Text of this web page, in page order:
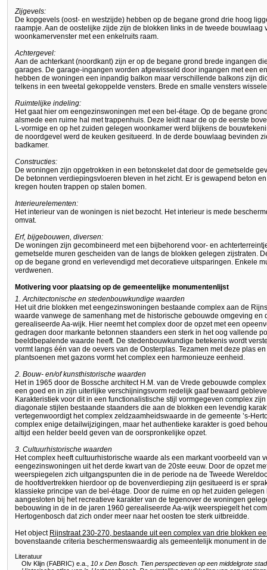
Zijgevels:
De kopgevels (oost- en westzijde) hebben op de begane grond drie hoog
raampje. Aan de oostelijke zijde zijn de blokken links in de tweede bouwlaag
woonkamervenster met een enkelruits raam.
Achtergevel:
Aan de achterkant (noordkant) zijn er op de begane grond brede ingangen
garages. De garage-ingangen worden afgewisseld door ingangen met een
hebben de woningen een inpandig balkon maar verschillende balkons zijn
telkens in een tweetal gekoppelde vensters. Brede en smalle vensters
Ruimtelijke indeling:
Het gaat hier om eengezinswoningen met een bel-étage. Op de begane
alsmede een ruime hal met trappenhuis. Deze leidt naar de op de eerste
L-vormige en op het zuiden gelegen woonkamer werd blijkens de
de noordgevel werd de keuken gesitueerd. In de derde bouwlaag bevinden
badkamer.
Constructies:
De woningen zijn opgetrokken in een betonskelet dat door de gemetselde
De betonnen verdiepingsvloeren bleven in het zicht. Er is gewapend beton
kregen houten trappen op stalen bomen.
Interieurelementen:
Het interieur van de woningen is niet bezocht. Het interieur is mede
omvat.
Erf, bijgebouwen, diversen:
De woningen zijn gecombineerd met een bijbehorend voor- en
gemetselde muren gescheiden van de langs de blokken gelegen zijstraten.
op de begane grond en verlevendigd met decoratieve uitsparingen. Enkele
verdwenen.
Motivering voor plaatsing op de gemeentelijke monumentenlijst
1. Architectonische en stedenbouwkundige waarden
Het uit drie blokken met eengezinswoningen bestaande complex aan de
waarde vanwege de samenhang met de historische gebouwde omgeving
gerealiseerde Aa-wijk. Hier neemt het complex door de opzet met een
gedragen door markante betonnen staanders een sterk in het oog vallende
beeldbepalende waarde heeft. De stedenbouwkundige betekenis wordt
vormt langs één van de oevers van de Oosterplas. Tezamen met deze plas
plantsoenen met gazons vormt het complex een harmonieuze eenheid.
2. Bouw- en/of kunsthistorische waarden
Het in 1965 door de Bossche architect H.M. van de Vrede gebouwde
een goed en in zijn uiterlijke verschijningsvorm redelijk gaaf bewaard
Karakteristiek voor dit in een functionalistische stijl vormgegeven complex
diagonale stijlen bestaande staanders die aan de blokken een levendig
vertegenwoordigt het complex zeldzaamheidswaarde in de gemeente ’s-
complex enige detailwijzigingen, maar het authentieke karakter is goed
altijd een helder beeld geven van de oorspronkelijke opzet.
3. Cultuurhistorische waarden
Het complex heeft cultuurhistorische waarde als een markant voorbeeld van
eengezinswoningen uit het derde kwart van de 20ste eeuw. Door de opzet
weerspiegelen zich uitgangspunten die in de periode na de Tweede
de hoofdvertrekken hierdoor op de bovenverdieping zijn gesitueerd is er
klassieke principe van de bel-étage. Door de ruime en op het zuiden
aangesloten bij het recreatieve karakter van de tegenover de woningen
bebouwing in de in de jaren 1960 gerealiseerde Aa-wijk weerspiegelt het
Hertogenbosch dat zich onder meer naar het oosten toe sterk uitbreidde.
Het object Rijnstraat 230-270, bestaande uit een complex van drie blokken
bovenstaande criteria beschermenswaardig als gemeentelijk monument in
Literatuur
Olv Klijn (FABRIC) e.a., 10 x Den Bosch. Tien perspectieven op een middelgrote stad